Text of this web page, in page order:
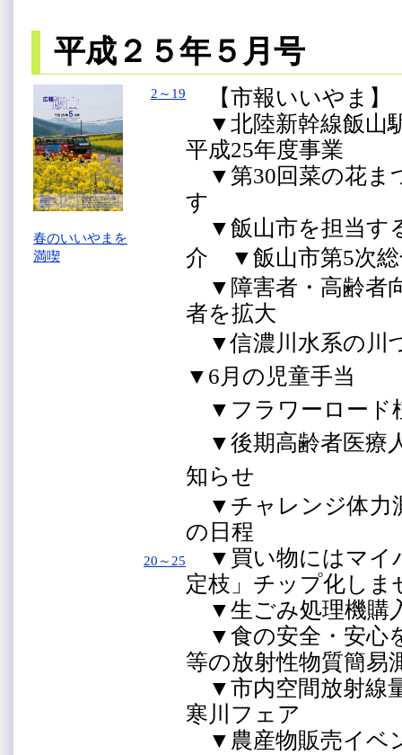
平成２５年５月号
春のいいやまを
満喫
2～19
20～25
【市報いいやま】
▼北陸新幹線飯山
平成25年度事業
▼第30回菜の花ま
す
▼飯山市を担当す
介 ▼飯山市第5次
▼障害者・高齢者
者を拡大
▼信濃川水系の川
▼6月の児童手当
▼フラワーロー
▼後期高齢者医療
知らせ
▼チャレンジ体力
の日程
▼買い物にはマイ
定枝」チップ化し
▼生ごみ処理機購
▼食の安全・安心
等の放射性物質簡
▼市内空間放射線
寒川フェア
▼農産物販売イベ